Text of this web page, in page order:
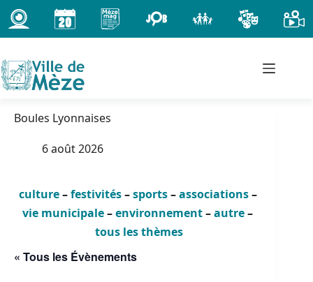
Passer
au
contenu
Boules Lyonnaises
6 août 2026
culture–festivités–sports–associations–
vie municipale–environnement–autre–
tous les thèmes
« Tous les Évènements